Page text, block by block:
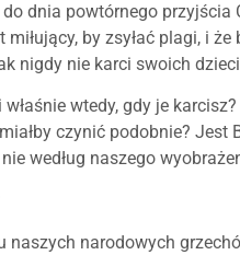
dnia powtórnego przyjścia
by zsyłać plagi, i
nigdy nie karci swoich
wtedy, gdy je
czynić podobnie?
według naszego
naszych narodowych